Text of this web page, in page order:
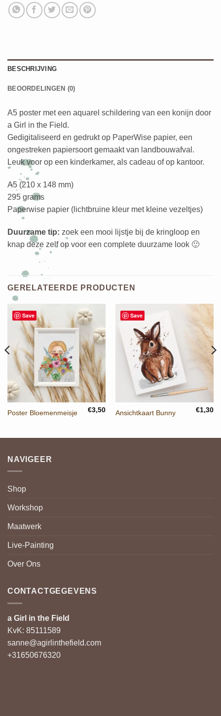
BESCHRIJVING
BEOORDELINGEN (0)
A5 poster met een aquarel schildering van een konijn door
a Girl in the Field.
Gedigitaliseerd en gedrukt op PaperWise papier, een
ongestreken papiersoort gemaakt van landbouwafval.
Leuk voor op een kinderkamer, als cadeau of op kantoor.
A5 (210 x 148 mm)
295 grams
Paperwise papier (lichtbruine kleur met kleine vezeltjes)
Duurzame tip: zoek een mooi lijstje bij de kringloop en
knap deze zelf op voor een complete duurzame look 🙂
GERELATEERDE PRODUCTEN
Save
Poster Bloemenmeisje €3,50
Save
Ansichtkaart Bunny €1,30
NAVIGEER
Shop
Workshop
Maatwerk
Live-Painting
Over Ons
CONTACTGEGEVENS
a Girl in the Field
KvK: 85111589
sanne@agirlinthefield.com
+31650676320